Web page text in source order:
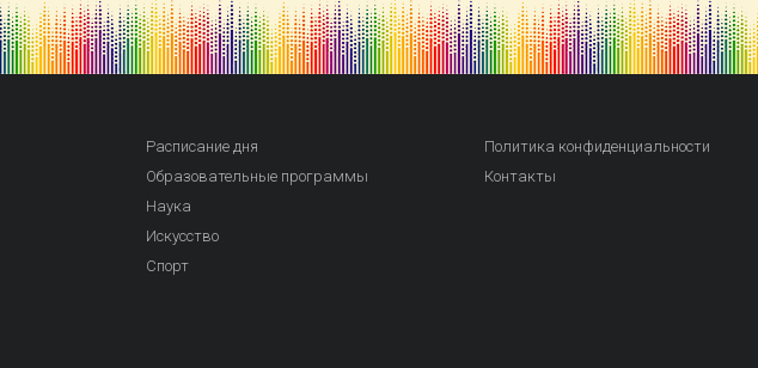
Расписание дня
Образовательные программы
Наука
Искусство
Спорт
Политика конфиденциальности
Контакты